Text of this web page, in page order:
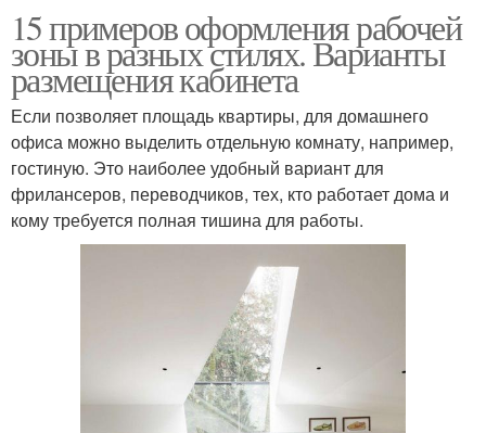
15 примеров оформления рабочей
зоны в разных стилях. Варианты
размещения кабинета
Если позволяет площадь квартиры, для домашнего
офиса можно выделить отдельную комнату, например,
гостиную. Это наиболее удобный вариант для
фрилансеров, переводчиков, тех, кто работает дома и
кому требуется полная тишина для работы.